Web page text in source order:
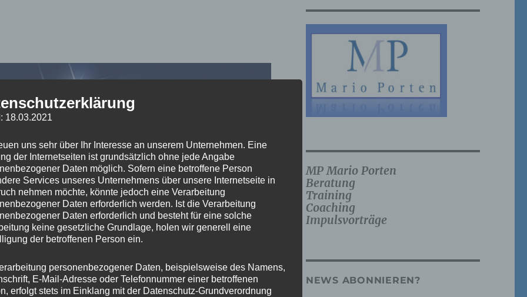
MP Mario Porten
Beratung
Training
Coaching
Impulsvorträge
NEWS ABONNIEREN?
18.03.2021
uns sehr über Ihr Interesse an unserem Unternehmen. Eine
der Internetseiten ist grundsätzlich ohne jede Angabe
Daten möglich. Sofern eine betroffene Person
Services unseres Unternehmens über unsere Internetseite in
nehmen möchte, könnte jedoch eine Verarbeitung
Daten erforderlich werden. Ist die Verarbeitung
Daten erforderlich und besteht für eine solche
keine gesetzliche Grundlage, holen wir generell eine
der betroffenen Person ein.
personenbezogener Daten, beispielsweise des Namens,
E-Mail-Adresse oder Telefonnummer einer betroffenen
erfolgt stets im Einklang mit der Datenschutz-Grundverordnung